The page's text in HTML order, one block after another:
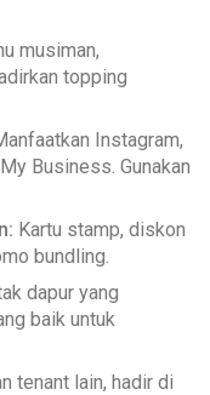
musiman,
topping
Instagram,
Business. Gunakan
Kartu stamp, diskon
bundling.
dapur yang
baik untuk
tenant lain, hadir di